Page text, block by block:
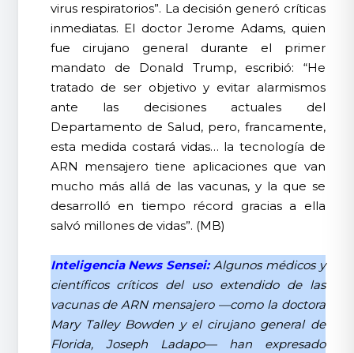
virus respiratorios”. La decisión generó críticas
inmediatas. El doctor Jerome Adams, quien
fue cirujano general durante el primer
mandato de Donald Trump, escribió: “He
tratado de ser objetivo y evitar alarmismos
ante las decisiones actuales del
Departamento de Salud, pero, francamente,
esta medida costará vidas… la tecnología de
ARN mensajero tiene aplicaciones que van
mucho más allá de las vacunas, y la que se
desarrolló en tiempo récord gracias a ella
salvó millones de vidas”. (MB)
Inteligencia News Sensei:Algunos médicos y
científicos críticos del uso extendido de las
vacunas de ARN mensajero —como la doctora
Mary Talley Bowden y el cirujano general de
Florida, Joseph Ladapo— han expresado